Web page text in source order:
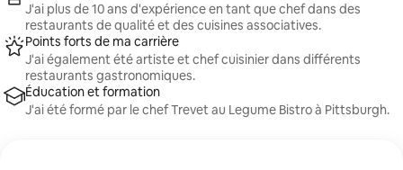
J'ai plus de 10 ans d'expérience en tant que chef dans des
restaurants de qualité et des cuisines associatives.
Points forts de ma carrière
J'ai également été artiste et chef cuisinier dans différents
restaurants gastronomiques.
Éducation et formation
J'ai été formé par le chef Trevet au Legume Bistro à Pittsburgh.